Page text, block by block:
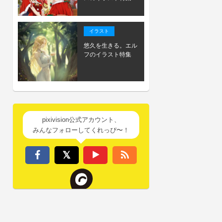
イラスト
悠久を生きる。エル
フのイラスト特集
pixivision公式アカウント、
みんなフォローしてくれっぴ〜！